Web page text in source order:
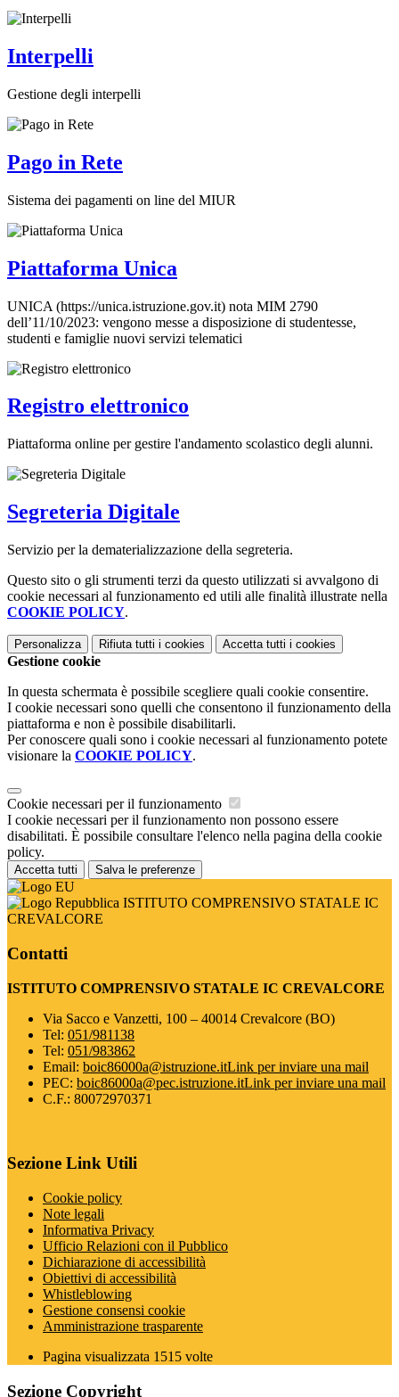
Interpelli
Gestione degli interpelli
Pago in Rete
Sistema dei pagamenti on line del MIUR
Piattaforma Unica
UNICA (https://unica.istruzione.gov.it) nota MIM 2790
dell’11/10/2023: vengono messe a disposizione di studentesse,
studenti e famiglie nuovi servizi telematici
Registro elettronico
Piattaforma online per gestire l'andamento scolastico degli alunni.
Segreteria Digitale
Servizio per la dematerializzazione della segreteria.
Questo sito o gli strumenti terzi da questo utilizzati si avvalgono di
cookie necessari al funzionamento ed utili alle finalità illustrate nella
COOKIE POLICY.
Personalizza Rifiuta tutti i cookies Accetta tutti i cookies
Gestione cookie
In questa schermata è possibile scegliere quali cookie consentire.
I cookie necessari sono quelli che consentono il funzionamento della
piattaforma e non è possibile disabilitarli.
Per conoscere quali sono i cookie necessari al funzionamento potete
visionare la COOKIE POLICY.
Cookie necessari per il funzionamento
I cookie necessari per il funzionamento non possono essere
disabilitati. È possibile consultare l'elenco nella pagina della cookie
policy.
Accetta tutti Salva le preferenze
ISTITUTO COMPRENSIVO STATALE IC
CREVALCORE
Contatti
ISTITUTO COMPRENSIVO STATALE IC CREVALCORE
Via Sacco e Vanzetti, 100 – 40014 Crevalcore (BO)
Tel: 051/981138
Tel: 051/983862
Email: boic86000a@istruzione.itLink per inviare una mail
PEC: boic86000a@pec.istruzione.itLink per inviare una mail
C.F.: 80072970371
Sezione Link Utili
Cookie policy
Note legali
Informativa Privacy
Ufficio Relazioni con il Pubblico
Dichiarazione di accessibilità
Obiettivi di accessibilità
Whistleblowing
Gestione consensi cookie
Amministrazione trasparente
Pagina visualizzata 1515 volte
Sezione Copyright